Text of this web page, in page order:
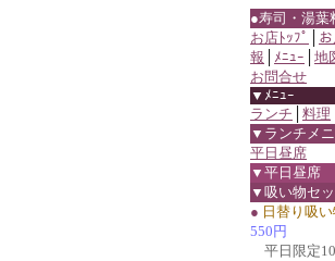
●寿司・湯
お店ﾄｯﾌﾟ
報
ﾒﾆｭｰ
地
お問合せ
▼ﾒﾆｭｰ
ランチ
料理
▼ランチメ
平日昼席
▼平日昼席
▼吸い物セ
● 日替り吸
550円
平日限定